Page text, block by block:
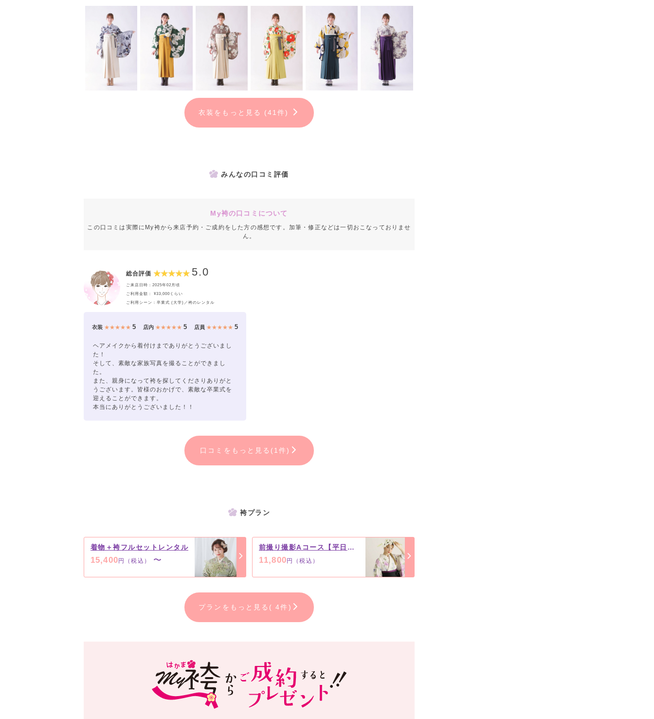
②「試着」
店頭にて実際の衣装をご覧頂ながら
ご試着いただけます★
迷った時はスタッフからアドバイスも
させていただきます！
お気に入りの衣装が決まればご契約★
特別な一日をお過ごしください！＾＾
-----------------------------
気軽にご相談だけでもお立ち寄りください★★
衣装をもっと見る (41件)
みんなの口コミ評価
My袴の口コミについて
この口コミは実際にMy袴から来店予約・ご成約をした方の感想です。加筆・修正などは一切おこなっておりませ
ん。
総合評価 5.0
ご来店日時：2025年02月頃
ご利用金額： ¥33,000くらい
ご利用シーン：卒業式 (大学)／袴のレンタル
衣装 ★★★★★5 店内 ★★★★★ 5 店員 ★★★★★ 5
ヘアメイクから着付けまでありがとうございまし
た！
そして、素敵な家族写真を撮ることができまし
た。
また、親身になって袴を探してくださりありがと
うございます。皆様のおかげで、素敵な卒業式を
迎えることができます。
本当にありがとうございました！！
口コミをもっと見る(1件)
袴プラン
着物＋袴フルセットレンタル
15,400 円（税込） 〜
前撮り撮影Aコース【平日限定】
11,800 円（税込）
プランをもっと見る( 4件)